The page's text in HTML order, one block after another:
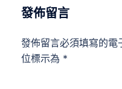
發佈留言
發佈留言必須填寫的電
位標示為 *